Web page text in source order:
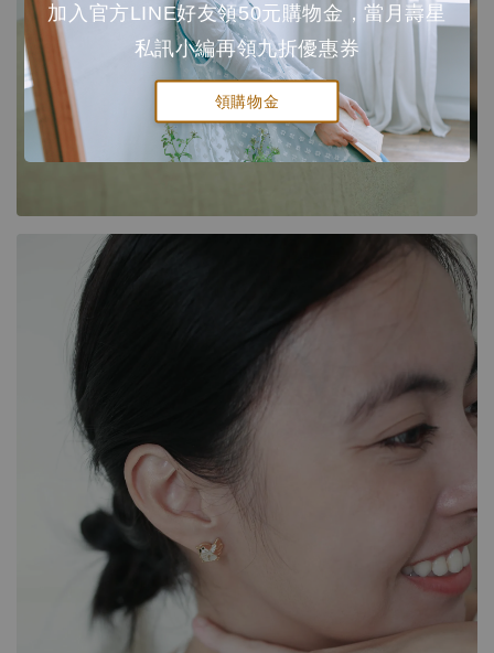
加入官方LINE好友領50元購物金，當月壽星
私訊小編再領九折優惠券
領購物金